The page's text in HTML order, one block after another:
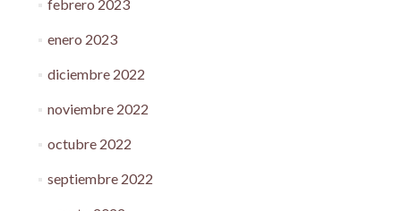
febrero 2023
enero 2023
diciembre 2022
noviembre 2022
octubre 2022
septiembre 2022